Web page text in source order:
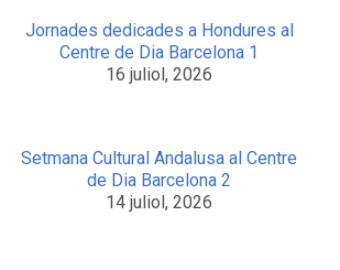
Jornades dedicades a Hondures al
Centre de Dia Barcelona 1
16 juliol, 2026
Setmana Cultural Andalusa al Centre
de Dia Barcelona 2
14 juliol, 2026